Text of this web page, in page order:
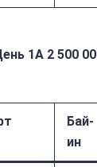
1A 2 500
Бай-
ин